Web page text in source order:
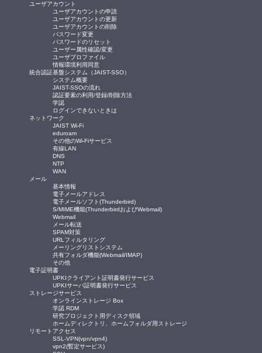
ユーザアカウント
ユーザアカウントの申請
ユーザアカウントの更新
ユーザアカウントの削除
パスワード変更
パスワードのリセット
ユーザー属性確認/変更
ユーザプロファイル
情報環境利用同意
統合認証基盤システム（JAIST-SSO）
システム概要
JAIST-SSOの流れ
認証要素の利用/登録/削除方法
学認
ログインできないときは
ネットワーク
JAIST Wi-Fi
eduroam
その他のWi-Fiサービス
有線LAN
DNS
NTP
WAN
メール
基本情報
電子メールアドレス
電子メールソフト(Thunderbird)
S/MIME機能(ThunderbirdおよびWebmail)
Webmail
メール転送
SPAM対策
URLフィルタリング
メーリングリストシステム
共有フォルダ機能(Webmail/IMAP)
その他
電子証明書
UPKIクライアント証明書発行サービス
UPKIサーバ証明書発行サービス
ストレージサービス
オンラインストレージ Box
学認 RDM
研究プロジェクト用ディスク領域
ホームディレクトリ、ホームフォルダ用ストレージ
リモートアクセス
SSL-VPN(vpn/vpn4)
vpn2(暫定サービス)